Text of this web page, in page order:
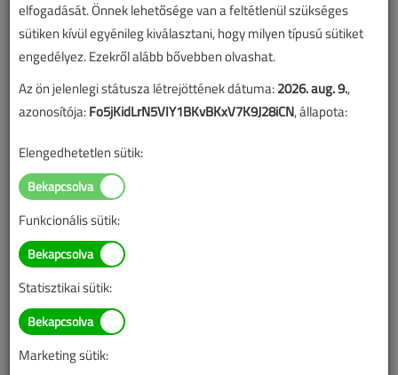
Lapszám:
A megjelenések éves ütemezése a
elfogadását. Önnek lehetősége van a feltétlenül szükséges
sütiken kívül egyénileg kiválasztani, hogy milyen típusú sütiket
engedélyez. Ezekről alább bővebben olvashat.
Az ön jelenlegi státusza létrejöttének dátuma:2026. aug. 9.,
azonosítója:Fo5jKidLrN5VIY1BKvBKxV7K9J28iCN, állapota:
Elengedhetetlen sütik:
Funkcionális sütik:
Statisztikai sütik:
Marketing sütik: